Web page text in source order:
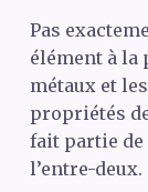
Pas
élément à
métaux et
propriétés
fait partie de
l’entre-deux.